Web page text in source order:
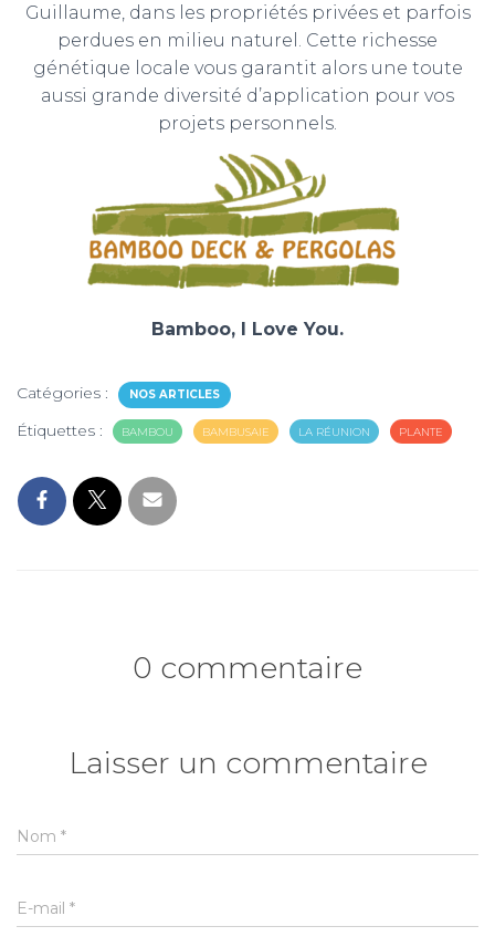
Guillaume, dans les propriétés privées et parfois
perdues en milieu naturel. Cette richesse
génétique locale vous garantit alors une toute
aussi grande diversité d’application pour vos
projets personnels.
Bamboo, I Love You.
Catégories : NOS ARTICLES
Étiquettes : BAMBOU BAMBUSAIE LA RÉUNION PLANTE
0 commentaire
Laisser un commentaire
Nom *
E-mail *